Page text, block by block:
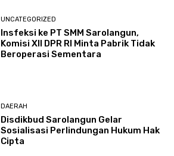
UNCATEGORIZED
Insfeksi ke PT SMM Sarolangun,
Komisi XII DPR RI Minta Pabrik Tidak
Beroperasi Sementara
DAERAH
Disdikbud Sarolangun Gelar
Sosialisasi Perlindungan Hukum Hak
Cipta